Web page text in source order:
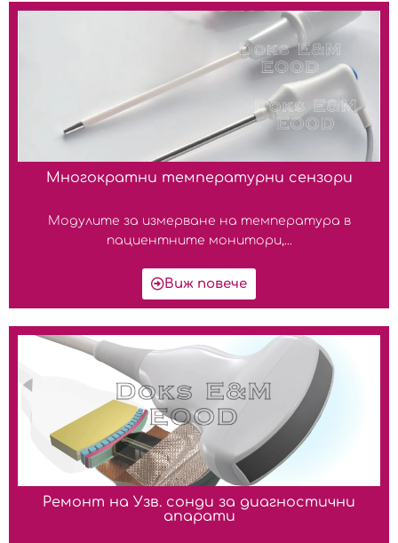
Многократни температурни сензори
Модулите за измерване на температура в
пациентните монитори,...
Виж повече
Ремонт на Узв. сонди за диагностични
апарати